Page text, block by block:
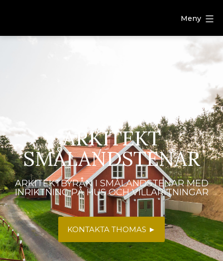
Meny
ARKITEKT
SMÅLANDSTENAR
ARKITEKTBYRÅN I SMÅLANDSTENAR MED
INRIKTNING PÅ HUS OCH VILLARITNINGAR
KONTAKTA THOMAS ►